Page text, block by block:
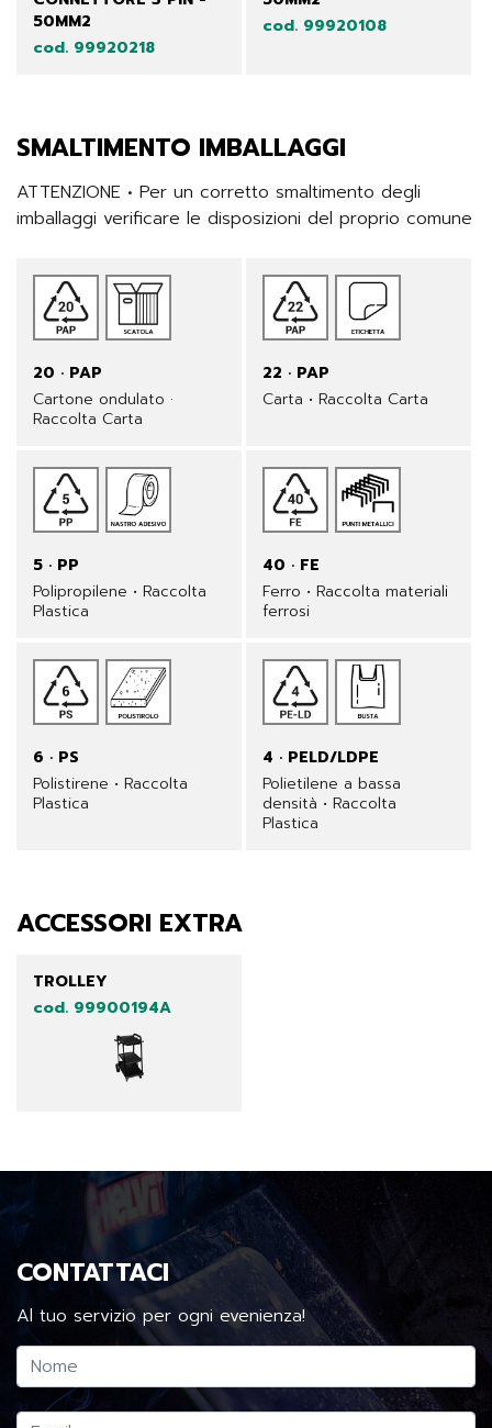
50MM2
cod. 99920218
cod. 99920108
SMALTIMENTO IMBALLAGGI
ATTENZIONE • Per un corretto smaltimento degli
imballaggi verificare le disposizioni del proprio comune
20 · PAP
Cartone ondulato ·
Raccolta Carta
22 · PAP
Carta • Raccolta Carta
5 · PP
Polipropilene • Raccolta
Plastica
40 · FE
Ferro • Raccolta materiali
ferrosi
6 · PS
Polistirene • Raccolta
Plastica
4 · PELD/LDPE
Polietilene a bassa
densità • Raccolta
Plastica
ACCESSORI EXTRA
TROLLEY
cod. 99900194A
CONTATTACI
Al tuo servizio per ogni evenienza!